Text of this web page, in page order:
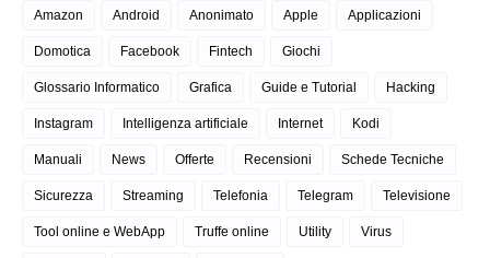
Amazon Android Anonimato Apple Applicazioni
Domotica Facebook Fintech Giochi
Glossario Informatico Grafica Guide e Tutorial Hacking
Instagram Intelligenza artificiale Internet Kodi
Manuali News Offerte Recensioni Schede Tecniche
Sicurezza Streaming Telefonia Telegram Televisione
Tool online e WebApp Truffe online Utility Virus